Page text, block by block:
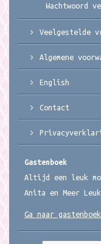
Wachtwoord
Veelgestelde
Algemene
English
Contact
Gastenboek
Altijd een leuk
Anita en Meer
Ga naar gastenboek